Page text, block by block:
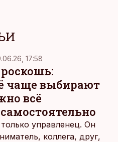
17:58
чаще выбирают
всё
управленец. Он
коллега, друг,